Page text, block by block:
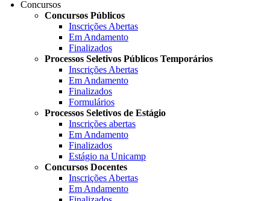
Concursos
Concursos Públicos
Inscrições Abertas
Em Andamento
Finalizados
Processos Seletivos Públicos Temporários
Inscrições Abertas
Em Andamento
Finalizados
Formulários
Processos Seletivos de Estágio
Inscrições abertas
Em Andamento
Finalizados
Estágio na Unicamp
Concursos Docentes
Inscrições Abertas
Em Andamento